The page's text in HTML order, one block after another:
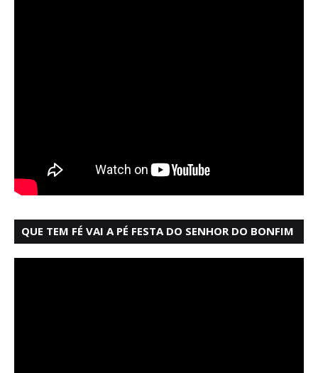
QUE TEM FÉ VAI A PÉ FESTA DO SENHOR DO BONFIM